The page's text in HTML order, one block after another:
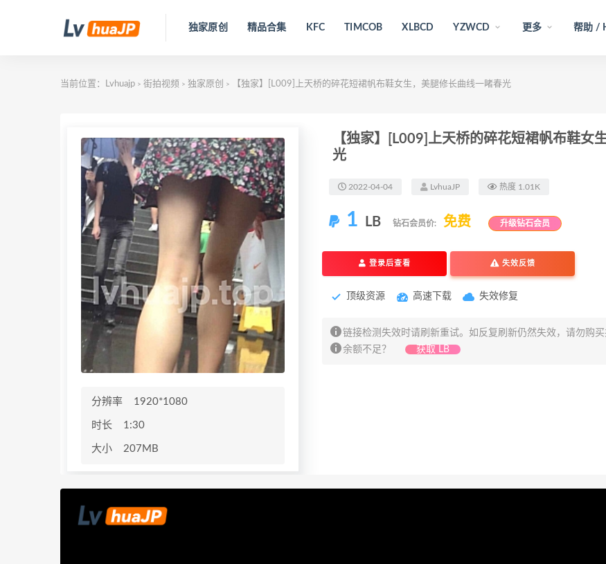
独家原创 精品合集 KFC TIMCOB XLBCD YZWCD 更多 帮助 /
当前位置： Lvhuajp > 街拍视频 > 独家原创 > 【独家】[L009]上天桥的碎花短裙帆布鞋女生，美腿修长曲线一睹春光
分辨率 1920*1080
时长 1:30
大小 207MB
【独家】[L009]上天桥的碎花短裙帆布鞋女
光
2022-04-04 LvhuaJP 热度 1.01K
1 LB 钻石会员价: 免费 升级钻石会员
登录后查看 失效反馈
顶级资源 高速下载 失效修复
链接检测失效时请刷新重试。如反复刷新仍然失效，请勿购
余额不足？
获取 LB